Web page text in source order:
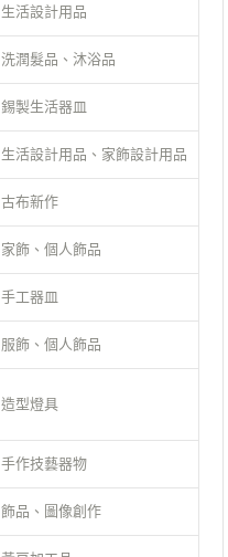
生活設計用品
洗潤髮品、沐浴品
錫製生活器皿
生活設計用品、家飾設計用品
古布新作
家飾、個人飾品
手工器皿
服飾、個人飾品
造型燈具
手作技藝器物
飾品、圖像創作